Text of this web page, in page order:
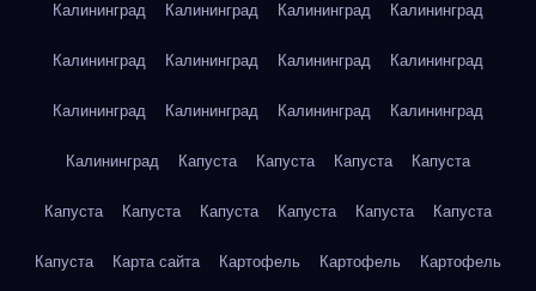
Калининград Калининград Калининград Калининград
Калининград Калининград Калининград Калининград
Калининград Калининград Калининград Калининград
Калининград Капуста Капуста Капуста Капуста
Капуста Капуста Капуста Капуста Капуста Капуста
Капуста Карта сайта Картофель Картофель Картофель